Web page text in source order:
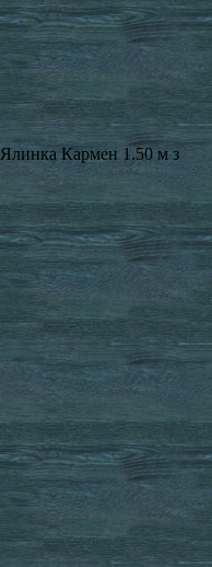
Ялинка Кармен 1.50 м з